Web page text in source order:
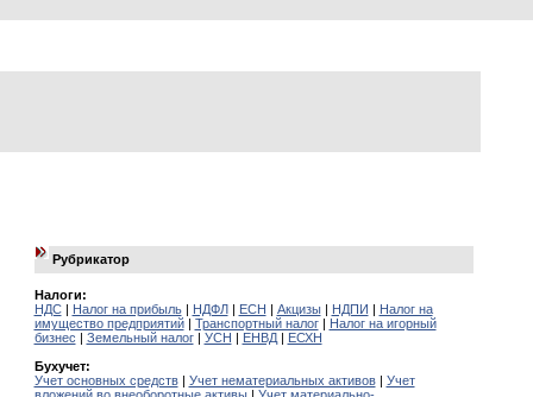
Рубрикатор
Налоги:
НДС| Налог на прибыль| НДФЛ| ЕСН | Акцизы| НДПИ | Налог на
имущество предприятий| Транспортный налог| Налог на игорный
бизнес | Земельный налог| УСН | ЕНВД| ЕСХН
Бухучет:
Учет основных средств| Учет нематериальных активов| Учет